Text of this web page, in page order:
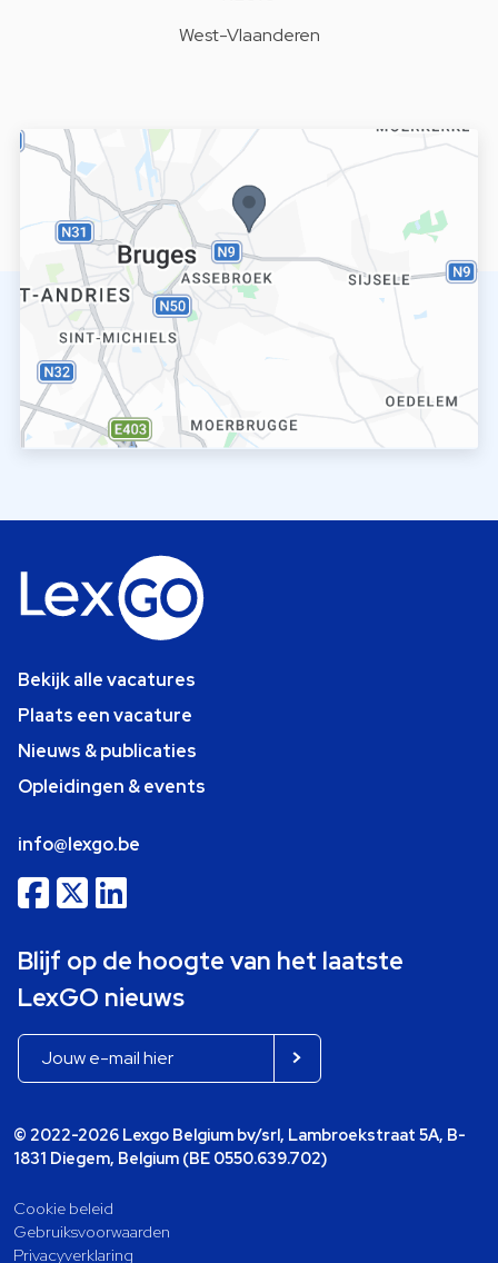
West-Vlaanderen
Bekijk alle vacatures
Plaats een vacature
Nieuws & publicaties
Opleidingen & events
info@lexgo.be
Blijf op de hoogte van het laatste
LexGO nieuws
© 2022-2026 Lexgo Belgium bv/srl, Lambroekstraat 5A, B-
1831 Diegem, Belgium (BE 0550.639.702)
Cookie beleid
Gebruiksvoorwaarden
Privacyverklaring